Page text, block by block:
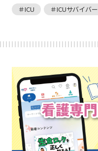
＃ICU ＃ICUサバイバー